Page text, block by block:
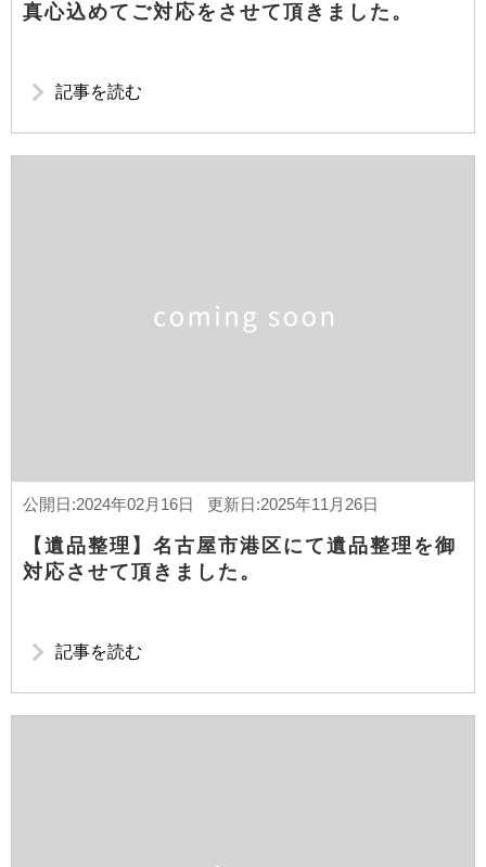
真心込めてご対応をさせて頂きました。
記事を読む
公開日:2024年02月16日 更新日:2025年11月26日
【遺品整理】名古屋市港区にて遺品整理を御
対応させて頂きました。
記事を読む